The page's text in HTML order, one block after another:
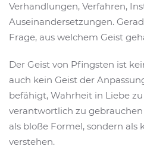
Verhandlungen, Verfahren,
Auseinandersetzungen.
Frage, aus welchem Geist
Der Geist von Pfingsten ist
auch kein Geist der
befähigt, Wahrheit in Liebe
verantwortlich zu
als bloße Formel, sondern als
verstehen.